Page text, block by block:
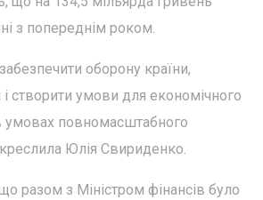
з попереднім роком.
оборону країни,
створити умови для економічного
умовах повномасштабного
Юлія Свириденко.
разом з Міністром фінансів було